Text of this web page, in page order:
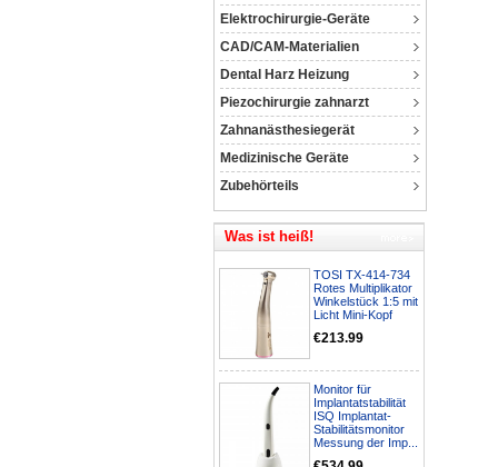
Elektrochirurgie-Geräte
CAD/CAM-Materialien
Dental Harz Heizung
Piezochirurgie zahnarzt
Zahnanästhesiegerät
Medizinische Geräte
Zubehörteils
Was ist heiß!
TOSI TX-414-734
Rotes Multiplikator
Winkelstück 1:5 mit
Licht Mini-Kopf
€213.99
Monitor für
Implantatstabilität
ISQ Implantat-
Stabilitätsmonitor
Messung der Imp...